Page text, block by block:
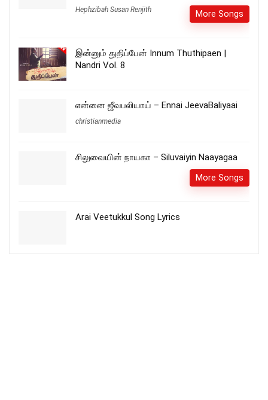
Hephzibah Susan Renjith More Songs
இன்னும் துதிப்பேன் Innum Thuthipaen |
Nandri Vol. 8
என்னை ஜீவபலியாய் – Ennai JeevaBaliyaai
christianmedia
சிலுவையின் நாயகா – Siluvaiyin Naayagaa
More Songs
Arai Veetukkul Song Lyrics